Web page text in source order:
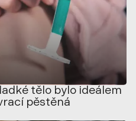
tělo bylo ideálem
pěstěná